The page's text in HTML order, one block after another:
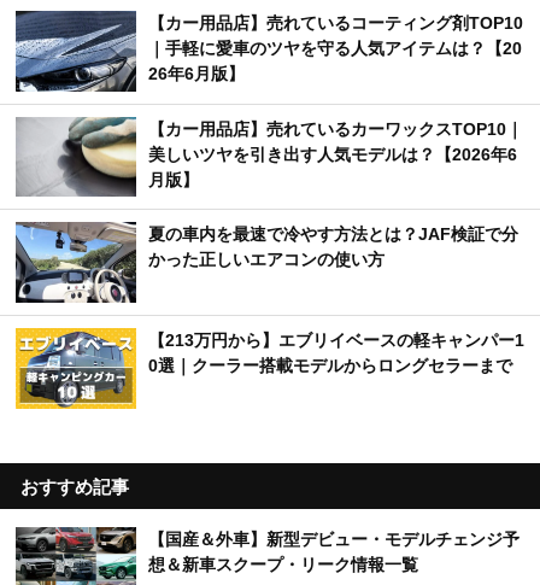
【カー用品店】売れているコーティング剤TOP10
｜手軽に愛車のツヤを守る人気アイテムは？【20
26年6月版】
【カー用品店】売れているカーワックスTOP10｜
美しいツヤを引き出す人気モデルは？【2026年6
月版】
夏の車内を最速で冷やす方法とは？JAF検証で分
かった正しいエアコンの使い方
【213万円から】エブリイベースの軽キャンパー1
0選｜クーラー搭載モデルからロングセラーまで
おすすめ記事
【国産＆外車】新型デビュー・モデルチェンジ予
想＆新車スクープ・リーク情報一覧